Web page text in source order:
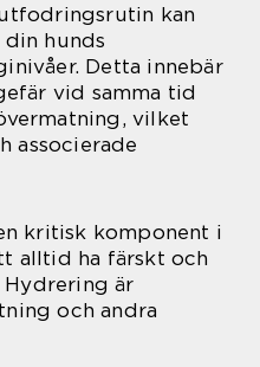
kan
hunds
Detta innebär
vid samma tid
vilket
associerade
kritisk komponent i
alltid ha färskt och
är
och andra